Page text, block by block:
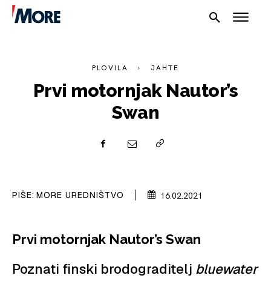
SPIZA
VELIKE PRIČE
PLOVILA JAHTE
Prvi motornjak Nautor’s
Swan
PIŠE: MORE UREDNIŠTVO 16.02.2021
Prvi motornjak Nautor’s Swan
Poznati finski brodograditelj bluewater